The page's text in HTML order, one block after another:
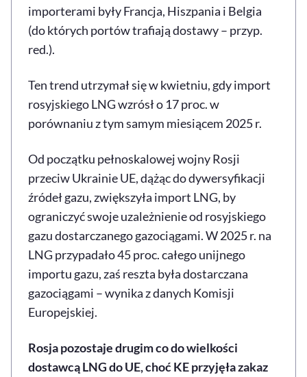
importerami były Francja, Hiszpania i Belgia
(do których portów trafiają dostawy – przyp.
red.).
Ten trend utrzymał się w kwietniu, gdy import
rosyjskiego LNG wzrósł o 17 proc. w
porównaniu z tym samym miesiącem 2025 r.
Od początku pełnoskalowej wojny Rosji
przeciw Ukrainie UE, dążąc do dywersyfikacji
źródeł gazu, zwiększyła import LNG, by
ograniczyć swoje uzależnienie od rosyjskiego
gazu dostarczanego gazociągami. W 2025 r. na
LNG przypadało 45 proc. całego unijnego
importu gazu, zaś reszta była dostarczana
gazociągami – wynika z danych Komisji
Europejskiej.
Rosja pozostaje drugim co do wielkości
dostawcą LNG do UE, choć KE przyjęła zakaz